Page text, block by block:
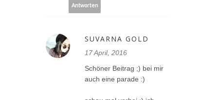
Antworten
SUVARNA GOLD
17 April, 2016
Schöner Beitrag ;) bei mir
auch eine parade :)